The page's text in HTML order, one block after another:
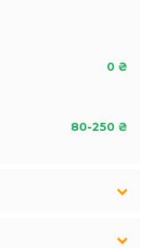
0 ₴
80-250 ₴